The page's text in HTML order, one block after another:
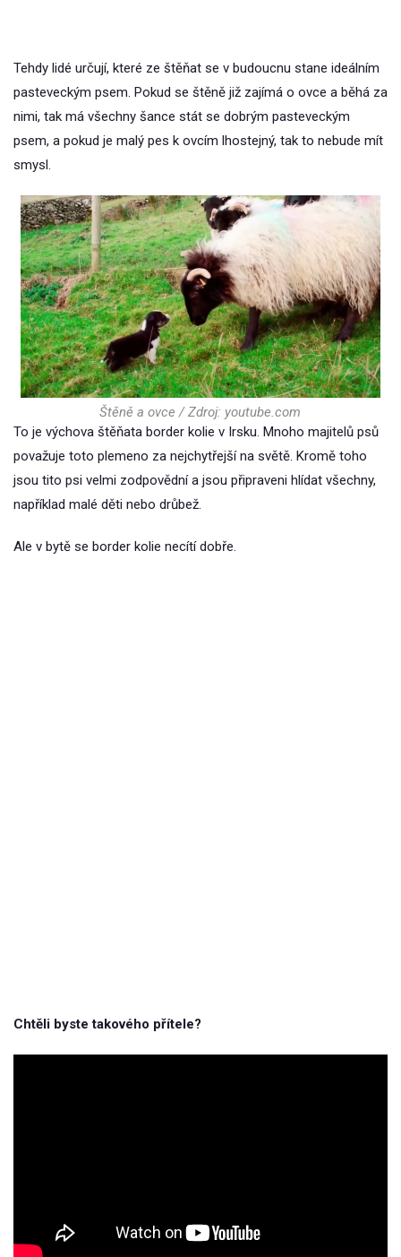
Tehdy lidé určují, které ze štěňat se v budoucnu stane ideálním
pasteveckým psem. Pokud se štěně již zajímá o ovce a běhá za
nimi, tak má všechny šance stát se dobrým pasteveckým
psem, a pokud je malý pes k ovcím lhostejný, tak to nebude mít
smysl.
Štěně a ovce / Zdroj: youtube.com
To je výchova štěňata border kolie v Irsku. Mnoho majitelů psů
považuje toto plemeno za nejchytřejší na světě. Kromě toho
jsou tito psi velmi zodpovědní a jsou připraveni hlídat všechny,
například malé děti nebo drůbež.
Ale v bytě se border kolie necítí dobře.
Chtěli byste takového přítele?